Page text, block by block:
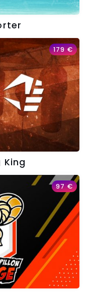
179€
King
97€